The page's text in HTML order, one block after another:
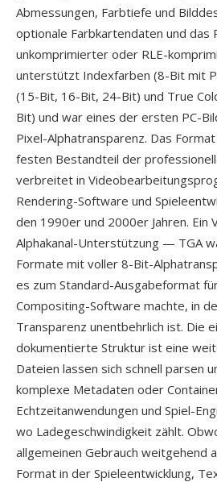
Abmessungen, Farbtiefe und
optionale Farbkartendaten und das
unkomprimierter oder RLE-
unterstützt Indexfarben (8-Bit mit
(15-Bit, 16-Bit, 24-Bit) und True
Bit) und war eines der ersten PC-
Pixel-Alphatransparenz. Das
festen Bestandteil der
verbreitet in
Rendering-Software und
den 1990er und 2000er Jahren. Ein
Alphakanal-Unterstützung — TGA
Formate mit voller 8-Bit-
es zum Standard-Ausgabeformat
Compositing-Software machte, in
Transparenz unentbehrlich ist. Die
dokumentierte Struktur ist eine
Dateien lassen sich schnell parsen
komplexe Metadaten oder
Echtzeitanwendungen und Spiel-
wo Ladegeschwindigkeit zählt.
allgemeinen Gebrauch weitgehend
Format in der Spieleentwicklung,